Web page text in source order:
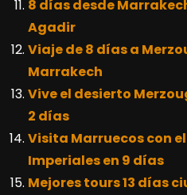
8 días desde
Agadir
Viaje de 8 días a
Marrakech
Vive el desierto
2 días
Visita Marruecos con
Imperiales en 9 días
Mejores tours 13 días